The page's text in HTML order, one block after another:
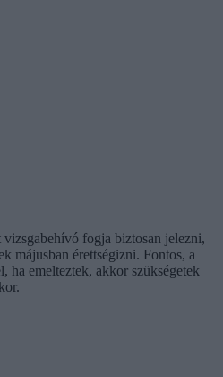
fogja biztosan jelezni,
májusban érettségizni. Fontos, a
ha emelteztek, akkor szükségetek